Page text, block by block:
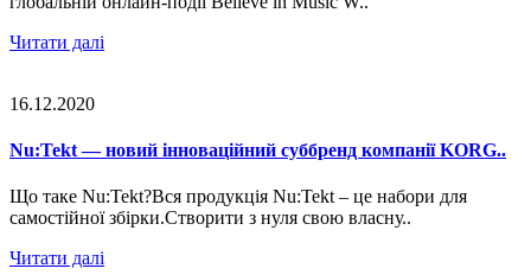
Читати далі
16.12.2020
Nu:Tekt — новий інноваційний суббренд компанії KORG..
Що таке Nu:Tekt?Вся продукція Nu:Tekt – це набори для
самостійної збірки.Створити з нуля свою власну..
Читати далі